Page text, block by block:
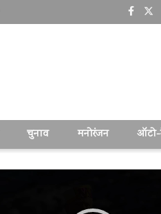
चुनाव मनोरंजन